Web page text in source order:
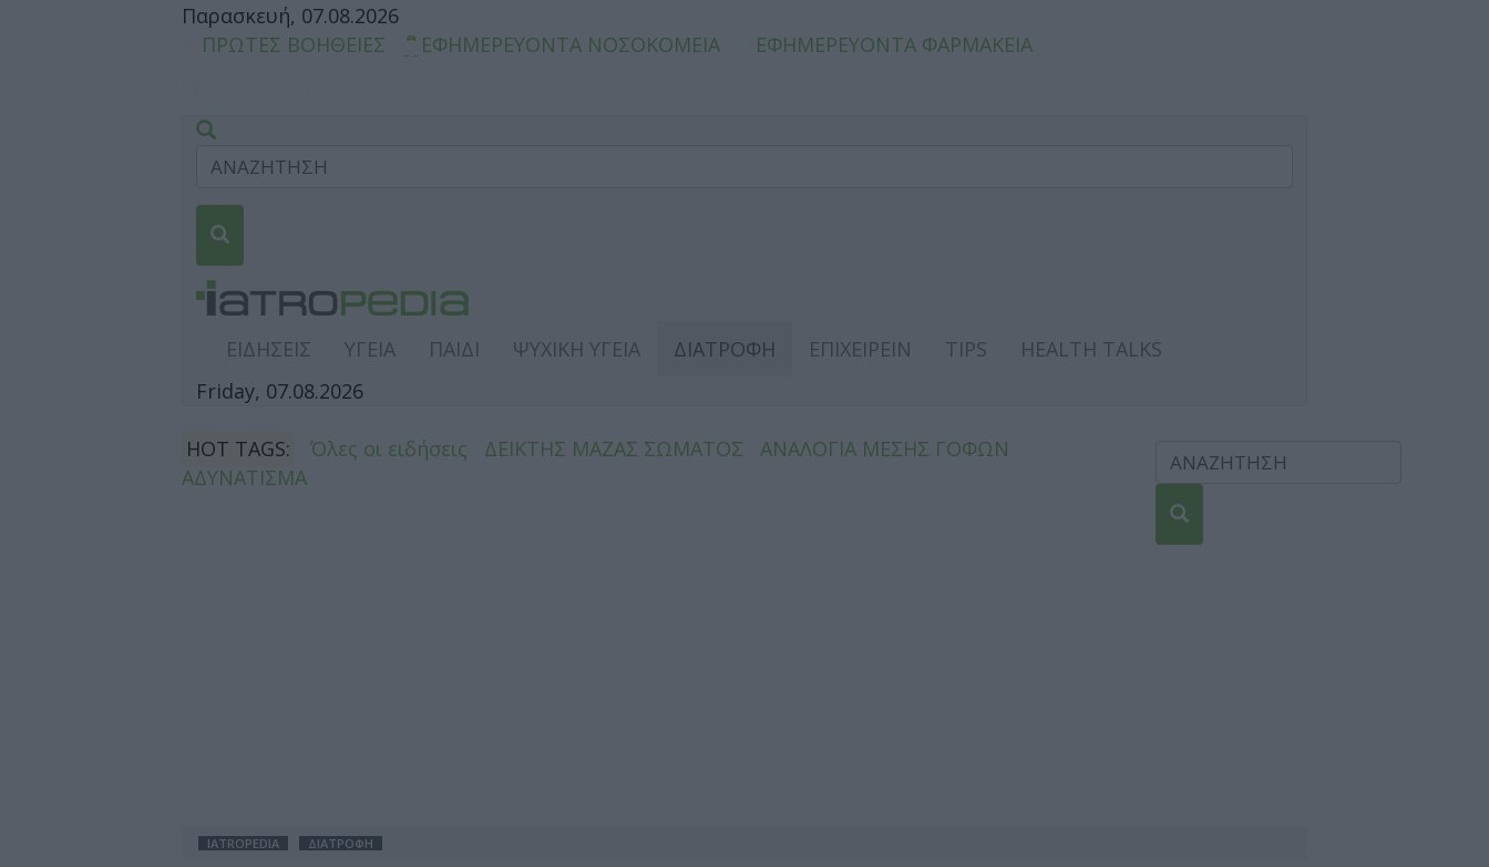
Παρασκευή, 07.08.2026
ΠΡΩΤΕΣ ΒΟΗΘΕΙΕΣ
ΕΦΗΜΕΡΕΥΟΝΤΑ ΝΟΣΟΚΟΜΕΙΑ ΕΦΗΜΕΡΕΥΟΝΤΑ ΦΑΡΜΑΚΕΙΑ
ΕΙΔΗΣΕΙΣ ΥΓΕΙΑ ΠΑΙΔΙ ΨΥΧΙΚΗ ΥΓΕΙΑ ΔΙΑΤΡΟΦΗ ΕΠΙΧΕΙΡΕΙΝ TIPS
HEALTH TALKS
Friday, 07.08.2026
HOT TAGS: Όλες οι ειδήσεις ΔΕΙΚΤΗΣ ΜΑΖΑΣ ΣΩΜΑΤΟΣ
ΑΝΑΛΟΓΙΑ ΜΕΣΗΣ ΓΟΦΩΝ
ΑΔΥΝΑΤΙΣΜΑ
IATROPEDIA ΔΙΑΤΡΟΦΗ